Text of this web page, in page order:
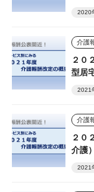
2020
介護
２０
型居
2021
介護
２０
介護）
2021